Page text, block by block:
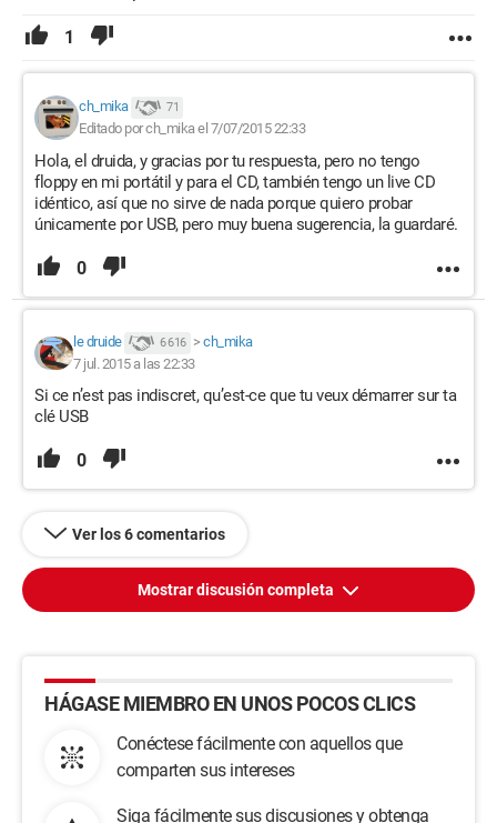
1
ch_mika 71
Editado por ch_mika el 7/07/2015 22:33
Hola, el druida, y gracias por tu respuesta, pero no tengo
floppy en mi portátil y para el CD, también tengo un live CD
idéntico, así que no sirve de nada porque quiero probar
únicamente por USB, pero muy buena sugerencia, la guardaré.
0
le druide 6 616 > ch_mika
7 jul. 2015 a las 22:33
Si ce n’est pas indiscret, qu’est-ce que tu veux démarrer sur ta
clé USB
0
Ver los 6 comentarios
Mostrar discusión completa
HÁGASE MIEMBRO EN UNOS POCOS CLICS
Conéctese fácilmente con aquellos que
comparten sus intereses
Siga fácilmente sus discusiones y obtenga